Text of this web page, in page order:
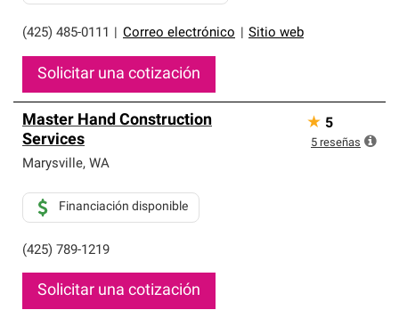
(425) 485-0111 Correo electrónico Sitio web
Solicitar una cotización
Master Hand Construction
Services
Marysville, WA
(425) 789-1219
Financiación disponible
Solicitar una cotización
★ 5
5 reseñas